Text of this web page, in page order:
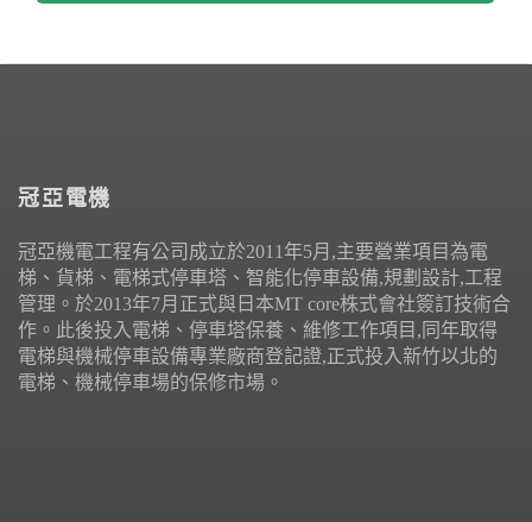
冠亞電機
冠亞機電工程有公司成立於2011年5月,主要營業項目為電
梯、貨梯、電梯式停車塔、智能化停車設備,規劃設計,工程
管理。於2013年7月正式與日本MT core株式會社簽訂技術合
作。此後投入電梯、停車塔保養、維修工作項目,同年取得
電梯與機械停車設備專業廠商登記證,正式投入新竹以北的
電梯、機械停車場的保修市場。